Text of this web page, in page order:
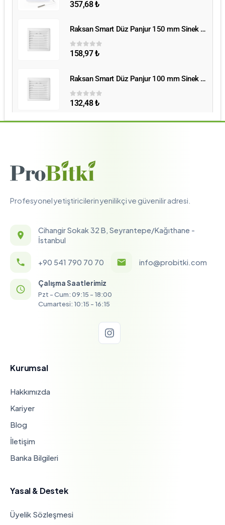
05 üzerinden
357,68₺
Raksan Smart Düz Panjur 150 mm Sinek Telli
0 5 üzerinden
158,97₺
Raksan Smart Düz Panjur 100 mm Sinek Telli
05 üzerinden
132,48₺
Profesyonel yetiştiricilerin yenilikçi ve güvenilir adresi.
Cihangir Sokak 32 B, Seyrantepe/Kağıthane -
İstanbul
+90 541 790 70 70 info@probitki.com
Çalışma Saatlerimiz
Pzt - Cum: 09:15 - 18:00
Cumartesi: 10:15 - 16:15
Kurumsal
Hakkımızda
Kariyer
Blog
İletişim
Banka Bilgileri
Yasal & Destek
Üyelik Sözleşmesi